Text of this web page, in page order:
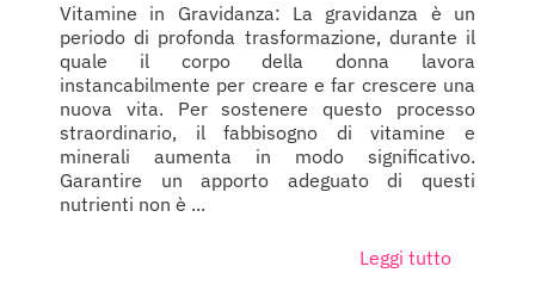
Vitamine in Gravidanza: La gravidanza è un
periodo di profonda trasformazione, durante il
quale il corpo della donna lavora
instancabilmente per creare e far crescere una
nuova vita. Per sostenere questo processo
straordinario, il fabbisogno di vitamine e
minerali aumenta in modo significativo.
Garantire un apporto adeguato di questi
nutrienti non è ...
Leggi tutto